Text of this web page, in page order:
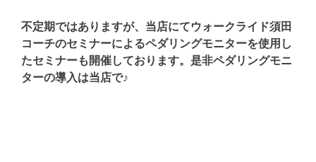
不定期ではありますが、当店にてウォークライド須田
コーチのセミナーによるペダリングモニターを使用し
たセミナーも開催しております。是非ペダリングモニ
ターの導入は当店で♪